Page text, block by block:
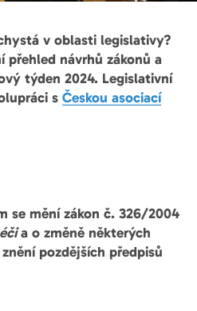
v oblasti legislativy?
přehled návrhů zákonů a
týden 2024. Legislativní
s Českou asociací
se mění zákon č. 326/2004
a o změně některých
pozdějších předpisů